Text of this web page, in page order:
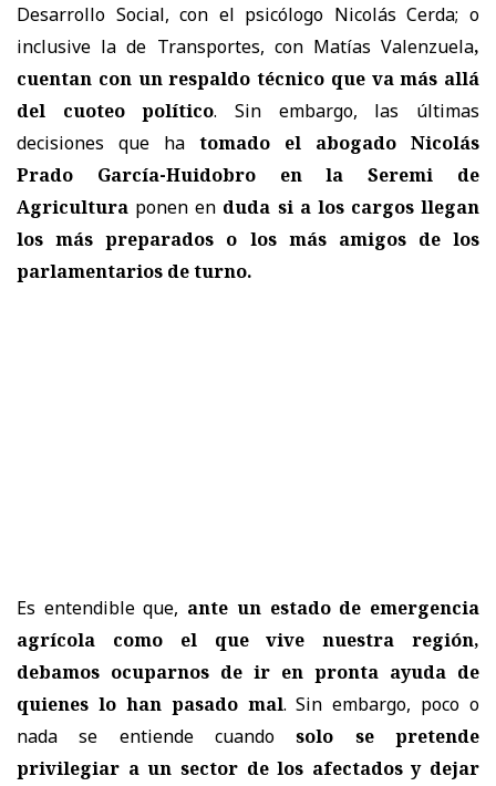
Desarrollo Social, con el psicólogo Nicolás Cerda; o
inclusive la de Transportes, con Matías Valenzuela,
cuentan con un respaldo técnico que va más allá
del cuoteo político. Sin embargo, las últimas
decisiones que ha tomado el abogado Nicolás
Prado García-Huidobro en la Seremi de
Agricultura ponen en duda si a los cargos llegan
los más preparados o los más amigos de los
parlamentarios de turno.
Es entendible que, ante un estado de emergencia
agrícola como el que vive nuestra región,
debamos ocuparnos de ir en pronta ayuda de
quienes lo han pasado mal. Sin embargo, poco o
nada se entiende cuandosolo se pretende
privilegiar a un sector de los afectados y dejar